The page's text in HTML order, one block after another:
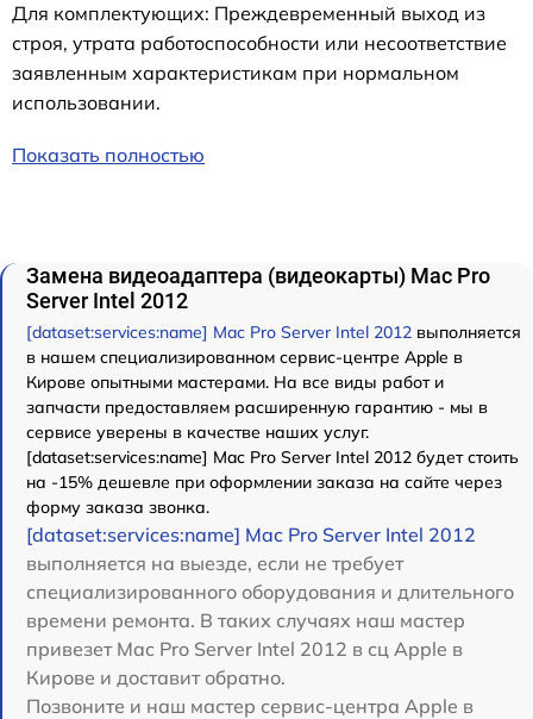
Для комплектующих: Преждевременный выход из
строя, утрата работоспособности или несоответствие
заявленным характеристикам при нормальном
использовании.
Показать полностью
Замена видеоадаптера (видеокарты) Mac Pro
Server Intel 2012
[dataset:services:name] Mac Pro Server Intel 2012 выполняется
в нашем специализированном сервис-центре Apple в
Кирове опытными мастерами. На все виды работ и
запчасти предоставляем расширенную гарантию - мы в
сервисе уверены в качестве наших услуг.
[dataset:services:name] Mac Pro Server Intel 2012 будет стоить
на -15% дешевле при оформлении заказа на сайте через
форму заказа звонка.
[dataset:services:name] Mac Pro Server Intel 2012
выполняется на выезде, если не требует
специализированного оборудования и длительного
времени ремонта. В таких случаях наш мастер
привезет Mac Pro Server Intel 2012 в сц Apple в
Кирове и доставит обратно.
Позвоните и наш мастер сервис-центра Apple в